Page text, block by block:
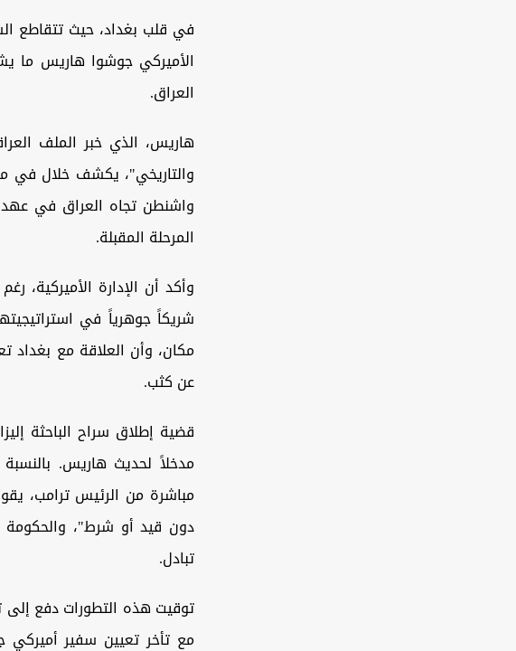
في قلب بغداد، حيث تتقاطع
الأميركي جوشوا هاريس ما
العراق.
هاريس، الذي خبر الملف
والتاريخي"، يكشف خلال في
واشنطن تجاه العراق في عهد
المرحلة المقبلة.
وأكد أن الإدارة الأميركية،
شريكاً جوهرياً في
مكان، وأن العلاقة مع بغداد
عن كثب.
مدخلاً لحديث هاريس.
مباشرة من الرئيس ترامب،
دون قيد أو شرط"، والحكومة
تبادل.
توقيت هذه التطورات دفع
مع تأخر تعيين سفير